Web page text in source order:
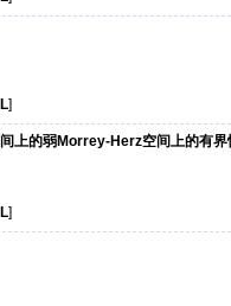
]
上的弱Morrey-Herz空间上的有界
]